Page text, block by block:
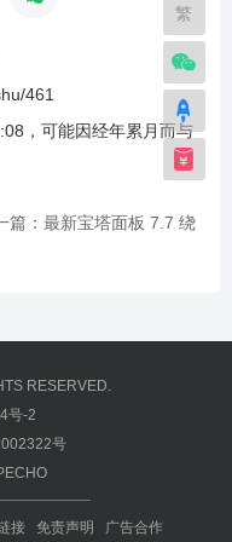
461
，可能因经年累月而与
篇：最新宝塔面板 7.7 绕
RESERVED.
号-2
号
接 免责声明 广告合作
繁